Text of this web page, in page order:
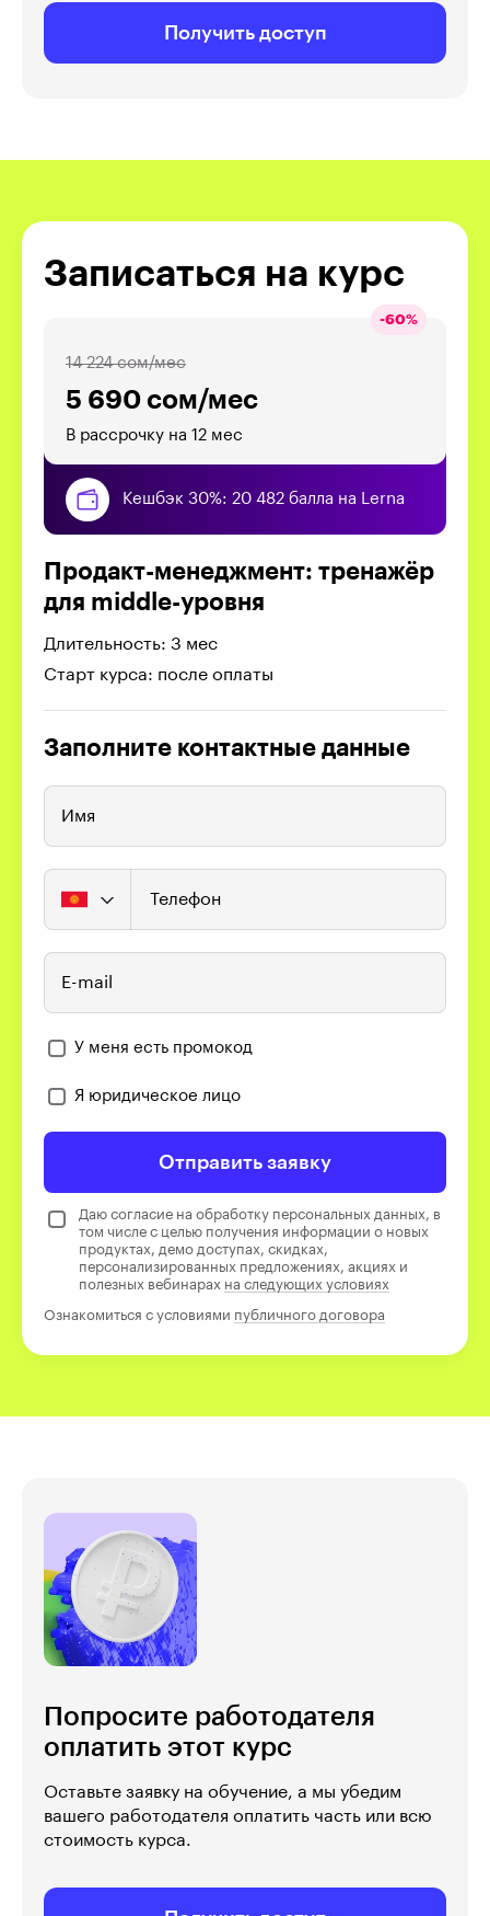
Получить доступ
Записаться на курс
-60%
5 690 сом/мес
14 224 сом/мес
В рассрочку на 12 мес
Кешбэк 30%: 20 482 балла на Lerna
Продакт-менеджмент: тренажёр
для middle-уровня
Длительность: 3 мес
Старт курса: после оплаты
Заполните контактные данные
Имя
Телефон
E-mail
У меня есть промокод
Я юридическое лицо
Отправить заявку
Даю согласие на обработку персональных данных, в
том числе с целью получения информации о новых
продуктах, демо доступах, скидках,
персонализированных предложениях, акциях и
полезных вебинарах на следующих условиях
Ознакомиться с условиями публичного договора
Попросите работодателя
оплатить этот курс
Оставьте заявку на обучение, а мы убедим
вашего работодателя оплатить часть или всю
стоимость курса.